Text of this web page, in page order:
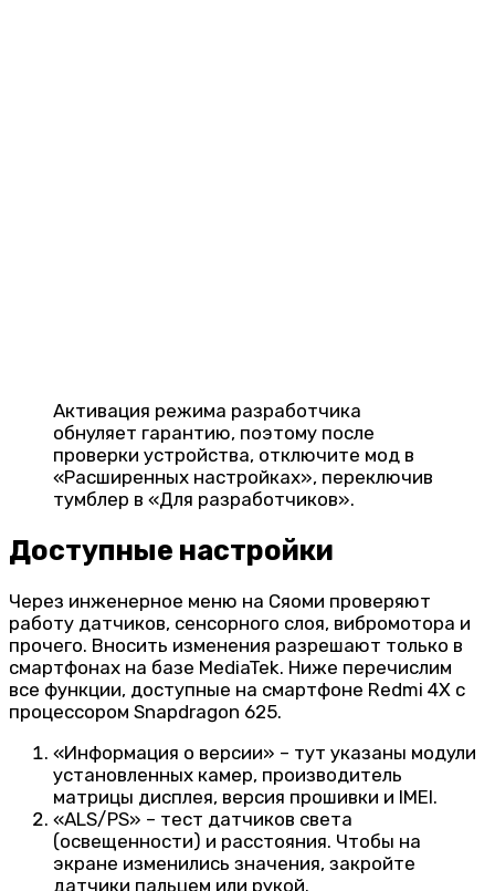
Активация режима разработчика
обнуляет гарантию, поэтому после
проверки устройства, отключите мод в
«Расширенных настройках», переключив
тумблер в «Для разработчиков».
Доступные настройки
Через инженерное меню на Сяоми проверяют
работу датчиков, сенсорного слоя, вибромотора и
прочего. Вносить изменения разрешают только в
смартфонах на базе MediaTek. Ниже перечислим
все функции, доступные на смартфоне Redmi 4X с
процессором Snapdragon 625.
«Информация о версии» – тут указаны модули
установленных камер, производитель
матрицы дисплея, версия прошивки и IMEI.
«ALS/PS» – тест датчиков света
(освещенности) и расстояния. Чтобы на
экране изменились значения, закройте
датчики пальцем или рукой.